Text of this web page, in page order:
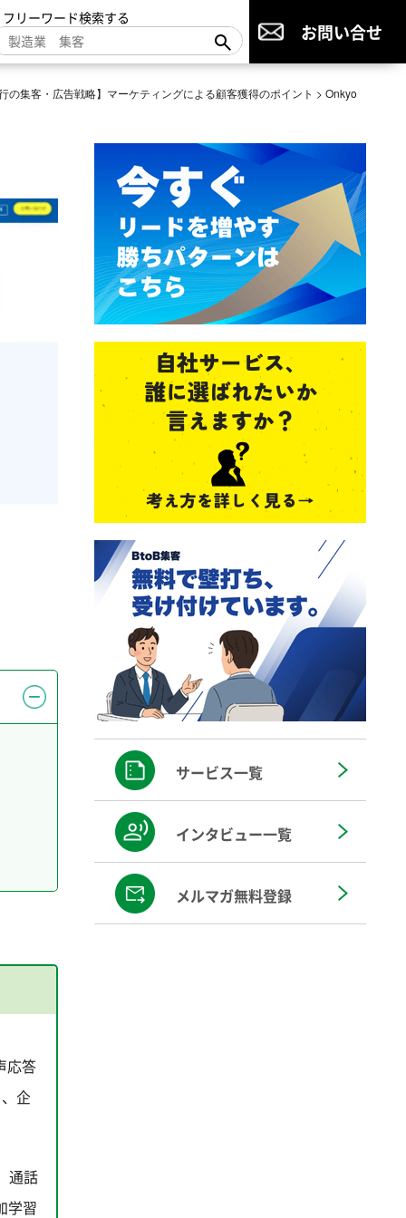
リーワード検索する
お問い合せ
の集客・広告戦略】マーケティングによる顧客獲得のポイント > Onkyo
応答
企
通話
学習
サービス一覧
インタビュー一覧
メルマガ無料登録